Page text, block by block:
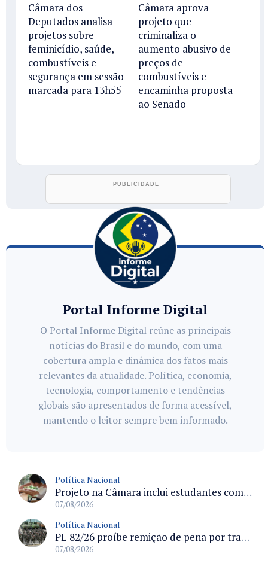
Câmara dos
Deputados analisa
projetos sobre
feminicídio, saúde,
combustíveis e
segurança em sessão
marcada para 13h55
Câmara aprova
projeto que
criminaliza o
aumento abusivo de
preços de
combustíveis e
encaminha proposta
ao Senado
Portal Informe Digital
O Portal Informe Digital reúne as principais
notícias do Brasil e do mundo, com uma
cobertura ampla e dinâmica dos fatos mais
relevantes da atualidade. Política, economia,
tecnologia, comportamento e tendências
globais são apresentados de forma acessível,
mantendo o leitor sempre bem informado.
Política Nacional
Projeto na Câmara inclui estudantes com deficiência no regime escolar especial da LDB e estabelece critérios para frequência
07/08/2026
Política Nacional
PL 82/26 proíbe remição de pena por trabalho em funções militares para condenados por crimes contra o Estado Democrático de Direito
07/08/2026